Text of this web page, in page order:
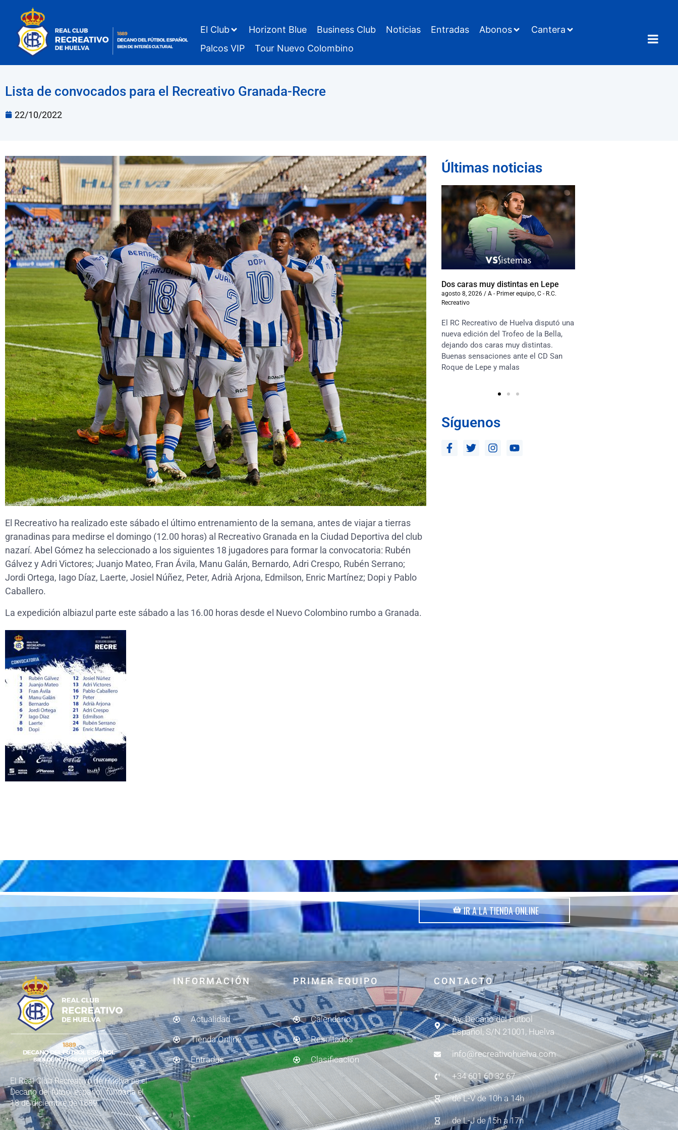
El Club Horizont Blue Business Club Noticias Entradas Abonos
Cantera
Palcos VIP
Tour Nuevo Colombino
Lista de convocados para el Recreativo Granada-Recre
22/10/2022
El Recreativo ha realizado este sábado el último entrenamiento de la semana, antes de viajar a tierras
granadinas para medirse el domingo (12.00 horas) al Recreativo Granada en la Ciudad Deportiva del club
nazarí. Abel Gómez ha seleccionado a los siguientes 18 jugadores para formar la convocatoria: Rubén
Gálvez y Adri Victores; Juanjo Mateo, Fran Ávila, Manu Galán, Bernardo, Adri Crespo, Rubén Serrano;
Jordi Ortega, Iago Díaz, Laerte, Josiel Núñez, Peter, Adrià Arjona, Edmilson, Enric Martínez; Dopi y Pablo
Caballero.
La expedición albiazul parte este sábado a las 16.00 horas desde el Nuevo Colombino rumbo a Granada.
Últimas noticias
Dos caras muy distintas en Lepe
agosto 8, 2026 / A - Primer equipo, C - R.C.
Recreativo
El RC Recreativo de Huelva disputó una
nueva edición del Trofeo de la Bella,
dejando dos caras muy distintas.
Buenas sensaciones ante el CD San
Roque de Lepe y malas
Síguenos
IR A LA TIENDA ONLINE
El Real Club Recreativo de Huelva es el
Decano del fútbol español, fundado el
18 de diciembre de 1889.
INFORMACIÓN
Actualidad
Tienda Online
Entradas
PRIMER EQUIPO
Calendario
Resultados
Clasificación
CONTACTO
Av. Decano del Fútbol
Español, S/N 21001, Huelva
info@recreativohuelva.com
+34 601 60 32 67
de L-V de 10h a 14h
de L-J de 15h a 17h